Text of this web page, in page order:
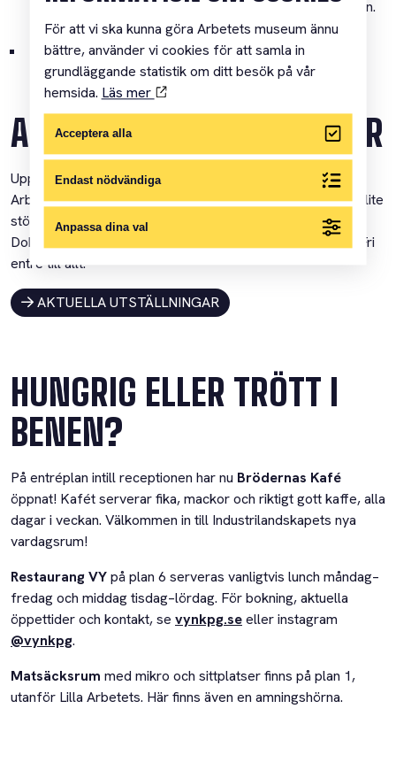
deckaruppdraget tillsammans! Passar även mindre barn.
På svenska eller engelska.
Kulturspanarna –ett lite klurigare deckaruppdrag för
stora barn och vuxna. På svenska.
AKTUELLA UTSTÄLLNINGAR
Upptäck våra utställningar på sportlovet! Allt från Lilla
Arbetets för de yngsta, till Jobblabb & Jobbcirkus för de lite
större barnen, till UFO Norrköping, EWK-galleriet,
Dokfotosalongen och Digitopia för äldre barn och vuxna. Fri
entré till allt.
AKTUELLA UTSTÄLLNINGAR
HUNGRIG ELLER TRÖTT I
BENEN?
På entréplan intill receptionen har nu Brödernas Kafé
öppnat! Kafét serverar fika, mackor och riktigt gott kaffe, alla
dagar i veckan. Välkommen in till Industrilandskapets nya
vardagsrum!
Restaurang VYpå plan 6 serveras vanligtvis lunch måndag–
fredag och middag tisdag–lördag. För bokning, aktuella
öppettider och kontakt, se vynkpg.seeller instagram
@vynkpg.
Matsäcksrum med mikro och sittplatser finns på plan 1,
utanför Lilla Arbetets. Här finns även en amningshörna.
För att vi ska kunna göra Arbetets museum ännu
bättre, använder vi cookies för att samla in
grundläggande statistik om ditt besök på vår
hemsida. Läs mer
Acceptera alla
Endast nödvändiga
Anpassa dina val